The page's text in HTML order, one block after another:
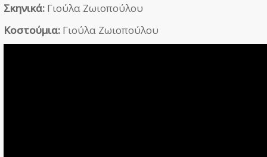
Σκηνικά: Γιούλα Ζωιοπούλου
Κοστούμια: Γιούλα Ζωιοπούλου